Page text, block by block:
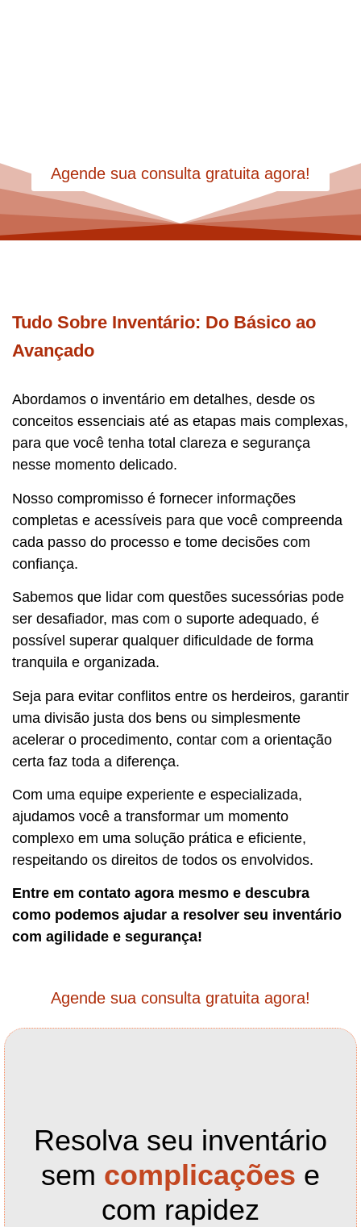
Agende sua consulta gratuita agora!
Tudo Sobre Inventário: Do Básico ao
Avançado
Abordamos o inventário em detalhes, desde os
conceitos essenciais até as etapas mais complexas,
para que você tenha total clareza e segurança
nesse momento delicado.
Nosso compromisso é fornecer informações
completas e acessíveis para que você compreenda
cada passo do processo e tome decisões com
confiança.
Sabemos que lidar com questões sucessórias pode
ser desafiador, mas com o suporte adequado, é
possível superar qualquer dificuldade de forma
tranquila e organizada.
Seja para evitar conflitos entre os herdeiros, garantir
uma divisão justa dos bens ou simplesmente
acelerar o procedimento, contar com a orientação
certa faz toda a diferença.
Com uma equipe experiente e especializada,
ajudamos você a transformar um momento
complexo em uma solução prática e eficiente,
respeitando os direitos de todos os envolvidos.
Entre em contato agora mesmo e descubra
como podemos ajudar a resolver seu inventário
com agilidade e segurança!
Agende sua consulta gratuita agora!
Resolva seu inventário
sem complicações e
com rapidez